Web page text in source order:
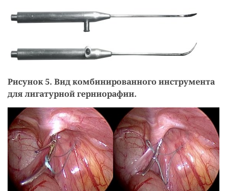
Рисунок 5. Вид комбинированного инструмента
для лигатурной герниорафии.